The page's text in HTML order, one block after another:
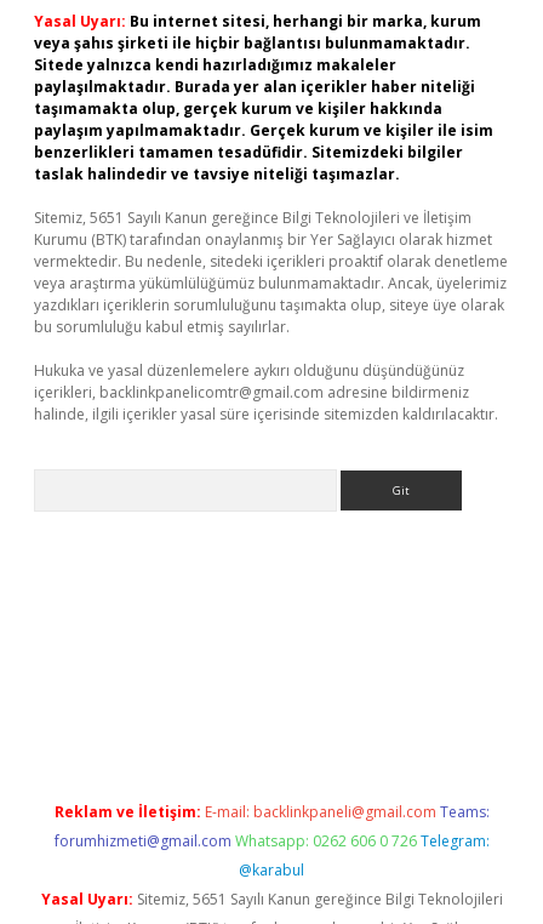
Yasal Uyarı: Bu internet sitesi, herhangi bir marka, kurum
veya şahıs şirketi ile hiçbir bağlantısı bulunmamaktadır.
Sitede yalnızca kendi hazırladığımız makaleler
paylaşılmaktadır. Burada yer alan içerikler haber niteliği
taşımamakta olup, gerçek kurum ve kişiler hakkında
paylaşım yapılmamaktadır. Gerçek kurum ve kişiler ile isim
benzerlikleri tamamen tesadüfidir. Sitemizdeki bilgiler
taslak halindedir ve tavsiye niteliği taşımazlar.
Sitemiz, 5651 Sayılı Kanun gereğince Bilgi Teknolojileri ve İletişim
Kurumu (BTK) tarafından onaylanmış bir Yer Sağlayıcı olarak hizmet
vermektedir. Bu nedenle, sitedeki içerikleri proaktif olarak denetleme
veya araştırma yükümlülüğümüz bulunmamaktadır. Ancak, üyelerimiz
yazdıkları içeriklerin sorumluluğunu taşımakta olup, siteye üye olarak
bu sorumluluğu kabul etmiş sayılırlar.
Hukuka ve yasal düzenlemelere aykırı olduğunu düşündüğünüz
içerikleri, backlinkpanelicomtr@gmail.com adresine bildirmeniz
halinde, ilgili içerikler yasal süre içerisinde sitemizden kaldırılacaktır.
Reklam ve İletişim: E-mail: backlinkpaneli@gmail.com Teams:
forumhizmeti@gmail.com Whatsapp: 0262 606 0 726 Telegram:
@karabul
Yasal Uyarı: Sitemiz, 5651 Sayılı Kanun gereğince Bilgi Teknolojileri